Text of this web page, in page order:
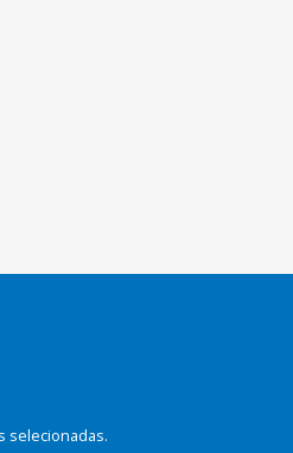
selecionadas.